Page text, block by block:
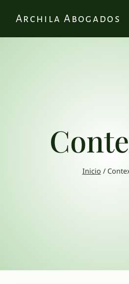
Archila Abogados
Inicio /